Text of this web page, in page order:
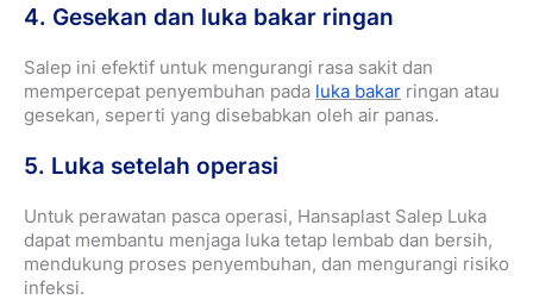
4. Gesekan dan luka bakar ringan
Salep ini efektif untuk mengurangi rasa sakit dan
mempercepat penyembuhan pada luka bakar ringan atau
gesekan, seperti yang disebabkan oleh air panas.
5. Luka setelah operasi
Untuk perawatan pasca operasi, Hansaplast Salep Luka
dapat membantu menjaga luka tetap lembab dan bersih,
mendukung proses penyembuhan, dan mengurangi risiko
infeksi.